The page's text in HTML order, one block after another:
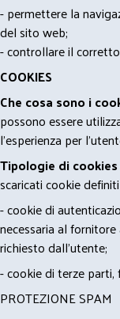
- permettere la
del sito web;
- controllare il
COOKIES
Che cosa sono i
possono essere
l'esperienza per
Tipologie di cookies
scaricati cookie
- cookie di
necessaria al
richiesto dall'utente;
- cookie di terze parti,
PROTEZIONE SPAM